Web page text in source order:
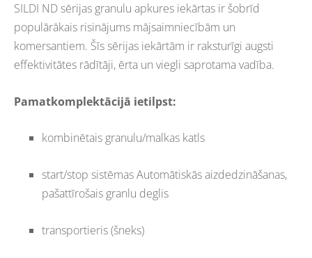
SILDI ND sērijas granulu apkures iekārtas ir šobrīd
populārākais risinājums mājsaimniecībām un
komersantiem. Šīs sērijas iekārtām ir raksturīgi augsti
effektivitātes rādītāji, ērta un viegli saprotama vadība.
Pamatkomplektācijā ietilpst:
kombinētais granulu/malkas katls
start/stop sistēmas Automātiskās aizdedzināšanas,
pašattīrošais granlu deglis
transportieris (šneks)